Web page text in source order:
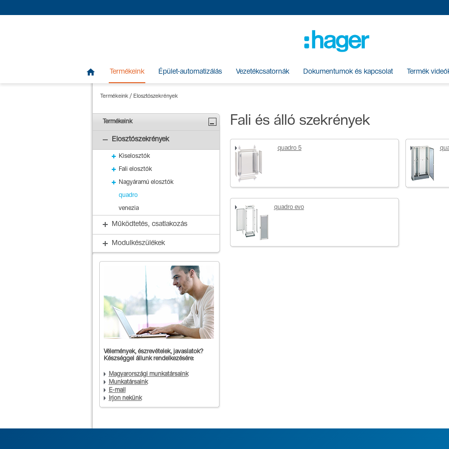
 Termékeink Épület-automatizálás Vezetékcsatornák Dokumentumok és kapcsolat Termék
Termékeink/ Elosztószekrények
Termékeink
Elosztószekrények
Kiselosztók
Fali elosztók
Nagyáramú elosztók
quadro
venezia
Működtetés, csatlakozás
Modulkészülékek
Vélemények, észrevételek, javaslatok?
Készséggel állunk rendelkezésére:
Magyarországi munkatársaink
Munkatársaink
E-mail
Írjon nekünk
Fali és álló szekrények
quadro 5
quadro evo